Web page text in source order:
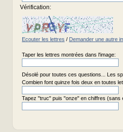
Vérification:
Ecouter les lettres / Demander une autre
Taper les lettres montrées dans l'image:
Désolé pour toutes ces questions... Les
Combien font quinze fois deux en toutes
Tapez "truc" puis "onze" en chiffres (sans